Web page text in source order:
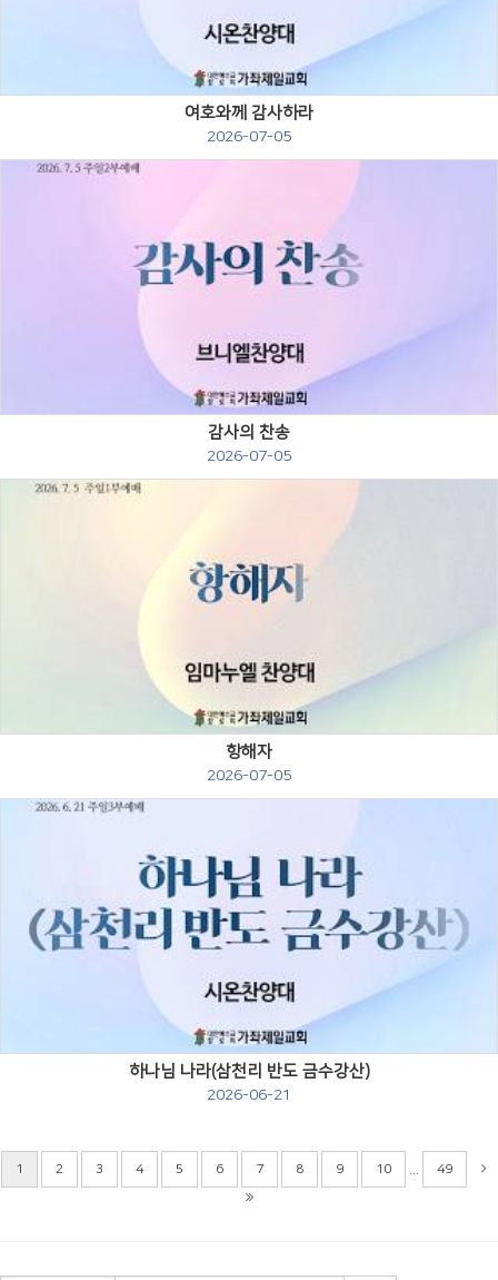
여호와께 감사하라
2026-07-05
감사의 찬송
2026-07-05
항해자
2026-07-05
Views
하나님 나라(삼천리 반도 금수강산)
2026-06-21
1 2 3 4 5 6 7 8 9 10 49